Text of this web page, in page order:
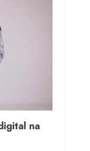
na